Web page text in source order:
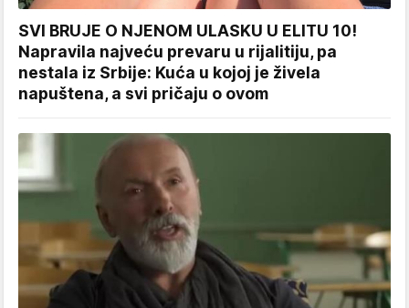
SVI BRUJE O NJENOM ULASKU U ELITU 10!
Napravila najveću prevaru u rijalitiju, pa
nestala iz Srbije: Kuća u kojoj je živela
napuštena, a svi pričaju o ovom